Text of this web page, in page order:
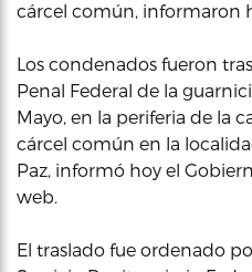
cárcel común, informaron
Los condenados fueron
Penal Federal de la
Mayo, en la periferia de la
cárcel común en la
Paz, informó hoy el
web.
El traslado fue ordenado